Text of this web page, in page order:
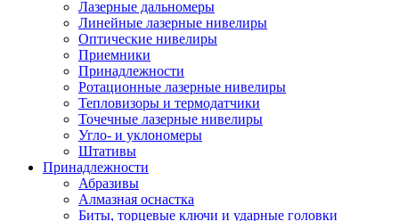
Лазерные дальномеры
Линейные лазерные нивелиры
Оптические нивелиры
Приемники
Принадлежности
Ротационные лазерные нивелиры
Тепловизоры и термодатчики
Точечные лазерные нивелиры
Угло- и уклономеры
Штативы
Принадлежности
Абразивы
Алмазная оснастка
Биты, торцевые ключи и ударные головки